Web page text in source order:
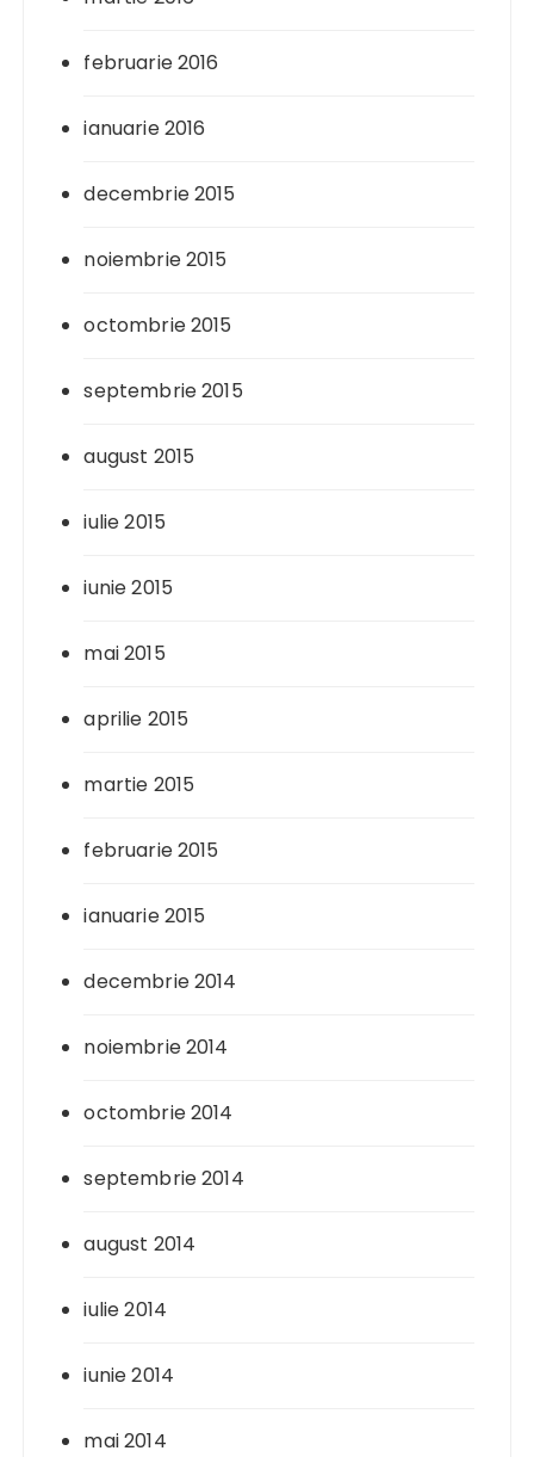
februarie 2016
ianuarie 2016
decembrie 2015
noiembrie 2015
octombrie 2015
septembrie 2015
august 2015
iulie 2015
iunie 2015
mai 2015
aprilie 2015
martie 2015
februarie 2015
ianuarie 2015
decembrie 2014
noiembrie 2014
octombrie 2014
septembrie 2014
august 2014
iulie 2014
iunie 2014
mai 2014